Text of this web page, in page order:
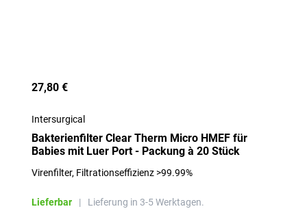
27,80 €
Intersurgical
Bakterienfilter Clear Therm Micro HMEF für
Babies mit Luer Port - Packung à 20 Stück
Virenfilter, Filtrationseffizienz >99.99%
Lieferbar | Lieferung in 3-5 Werktagen.